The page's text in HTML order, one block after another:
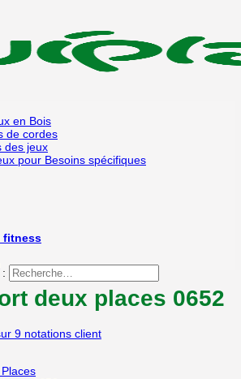
en Bois
de cordes
des jeux
pour Besoins spécifiques
fitness
deux places 0652
9 notations client